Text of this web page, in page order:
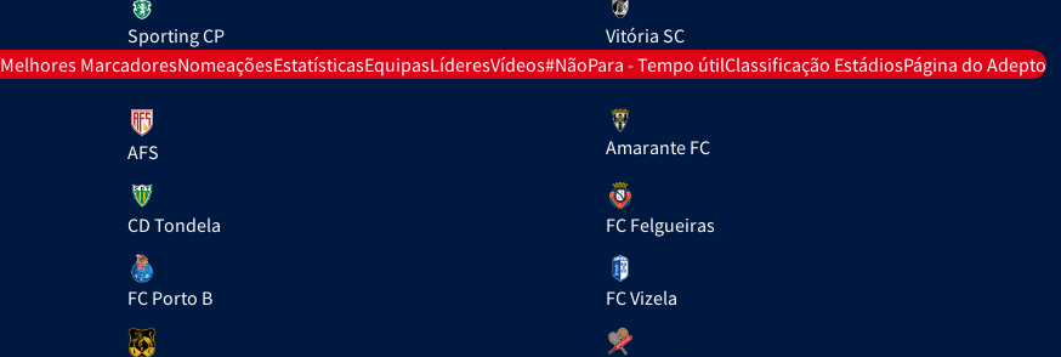
Sporting CP
Vitória SC
Melhores MarcadoresNomeaçõesEstatísticasEquipasLíderesVídeos#NãoPara - Tempo útilClassificação EstádiosPágina do Adepto
AFS Amarante FC
CD Tondela FC Felgueiras
FC Porto B FC Vizela